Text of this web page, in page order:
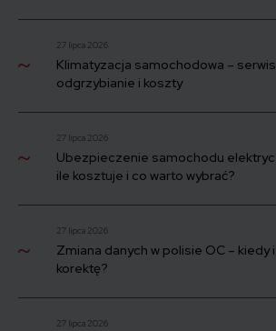
27 lipca 2026
Klimatyzacja samochodowa –
odgrzybianie i koszty
27 lipca 2026
Ubezpieczenie samochodu
ile kosztuje i co warto wybrać?
27 lipca 2026
Zmiana danych w polisie OC – kiedy
korektę?
27 lipca 2026